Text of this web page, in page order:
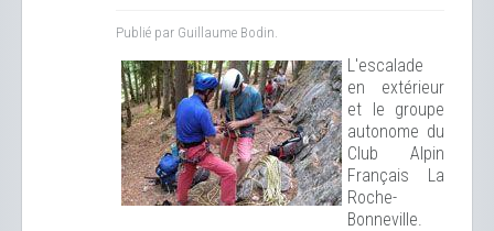
Publié par Guillaume Bodin.
L'escalade
en extérieur
et le groupe
autonome du
Club Alpin
Français La
Roche-
Bonneville.